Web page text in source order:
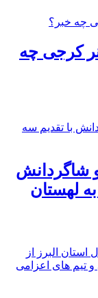
کرجی چه
و شاگردانش
به لهستان